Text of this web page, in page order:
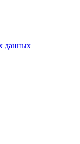
данных